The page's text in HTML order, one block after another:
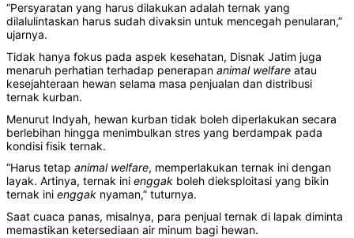
“Persyaratan yang harus dilakukan adalah ternak yang
dilalulintaskan harus sudah divaksin untuk mencegah penularan,”
ujarnya.
Tidak hanya fokus pada aspek kesehatan, Disnak Jatim juga
menaruh perhatian terhadap penerapan animal welfare atau
kesejahteraan hewan selama masa penjualan dan distribusi
ternak kurban.
Menurut Indyah, hewan kurban tidak boleh diperlakukan secara
berlebihan hingga menimbulkan stres yang berdampak pada
kondisi fisik ternak.
“Harus tetap animal welfare, memperlakukan ternak ini dengan
layak. Artinya, ternak ini enggak boleh dieksploitasi yang bikin
ternak ini enggak nyaman,” tuturnya.
Saat cuaca panas, misalnya, para penjual ternak di lapak diminta
memastikan ketersediaan air minum bagi hewan.